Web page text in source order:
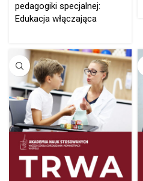
pedagogiki specjalnej:
Edukacja włączająca